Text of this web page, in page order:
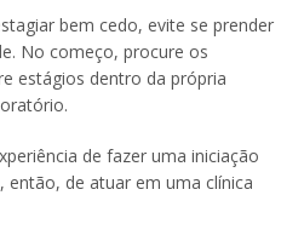
bem cedo, evite se prender
No começo, procure os
estágios dentro da própria
de fazer uma iniciação
de atuar em uma clínica